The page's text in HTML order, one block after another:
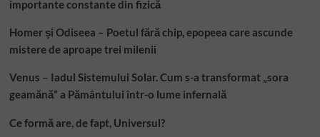
importante constante din fizică
Homer și Odiseea – Poetul fără chip, epopeea care ascunde
mistere de aproape trei milenii
Venus – Iadul Sistemului Solar. Cum s-a transformat „sora
geamănă” a Pământului într-o lume infernală
Ce formă are, de fapt, Universul?